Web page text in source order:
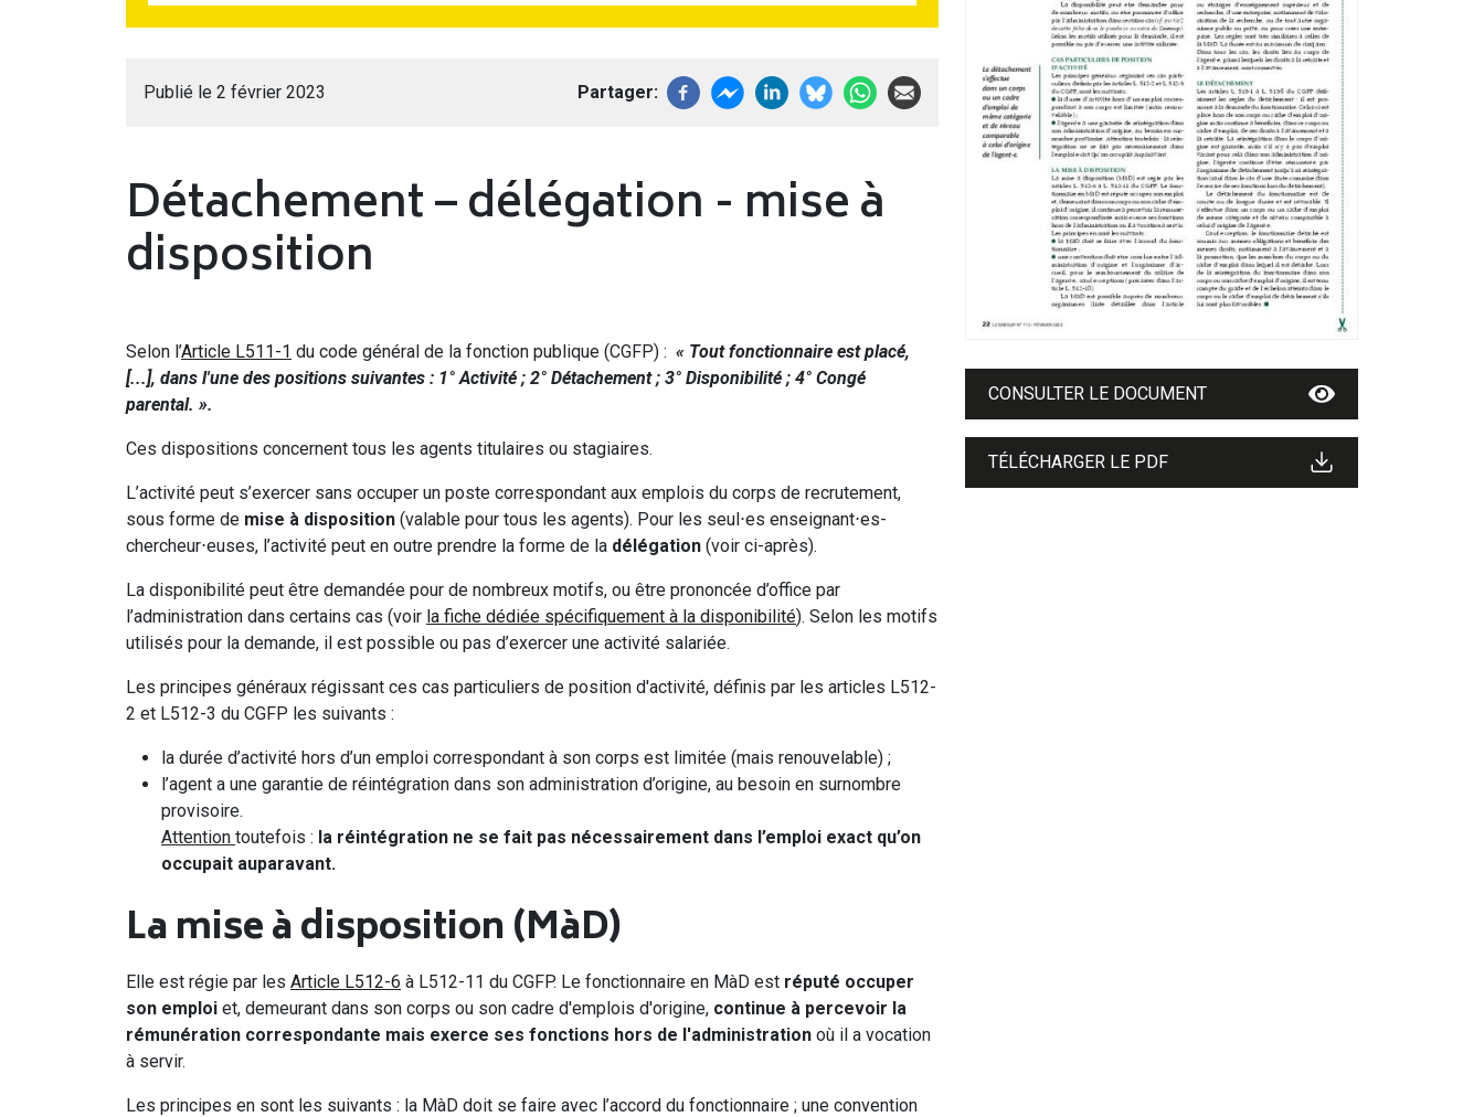
Publié le 2 février 2023 Partager
Détachement – délégation - mise à
disposition
Selon l’Article L511-1 du code général de la fonction publique (CGFP) : « Tout fonctionnaire est placé,
[...], dans l'une des positions suivantes : 1° Activité ; 2° Détachement ; 3° Disponibilité ; 4° Congé
parental. ».
Ces dispositions concernent tous les agents titulaires ou stagiaires.
L’activité peut s’exercer sans occuper un poste correspondant aux emplois du corps de recrutement,
sous forme de mise à disposition (valable pour tous les agents). Pour les seul⋅es enseignant⋅es-
chercheur⋅euses, l’activité peut en outre prendre la forme de la délégation (voir ci-après).
La disponibilité peut être demandée pour de nombreux motifs, ou être prononcée d’office par
l’administration dans certains cas (voir la fiche dédiée spécifiquement à la disponibilité). Selon les motifs
utilisés pour la demande, il est possible ou pas d’exercer une activité salariée.
Les principes généraux régissant ces cas particuliers de position d'activité, définis par les articles L512-
2 et L512-3 du CGFP les suivants :
la durée d’activité hors d’un emploi correspondant à son corps est limitée (mais renouvelable) ;
l’agent a une garantie de réintégration dans son administration d’origine, au besoin en surnombre
provisoire.
Attention toutefois : la réintégration ne se fait pas nécessairement dans l’emploi exact qu’on
occupait auparavant.
La mise à disposition (MàD)
Elle est régie par les Article L512-6 à L512-11 du CGFP. Le fonctionnaire en MàD est réputé occuper
son emploi et, demeurant dans son corps ou son cadre d'emplois d'origine, continue à percevoir la
rémunération correspondante mais exerce ses fonctions hors de l'administration où il a vocation
à servir.
Les principes en sont les suivants : la MàD doit se faire avec l’accord du fonctionnaire ; une convention
CONSULTER LE DOCUMENT
TÉLÉCHARGER LE PDF